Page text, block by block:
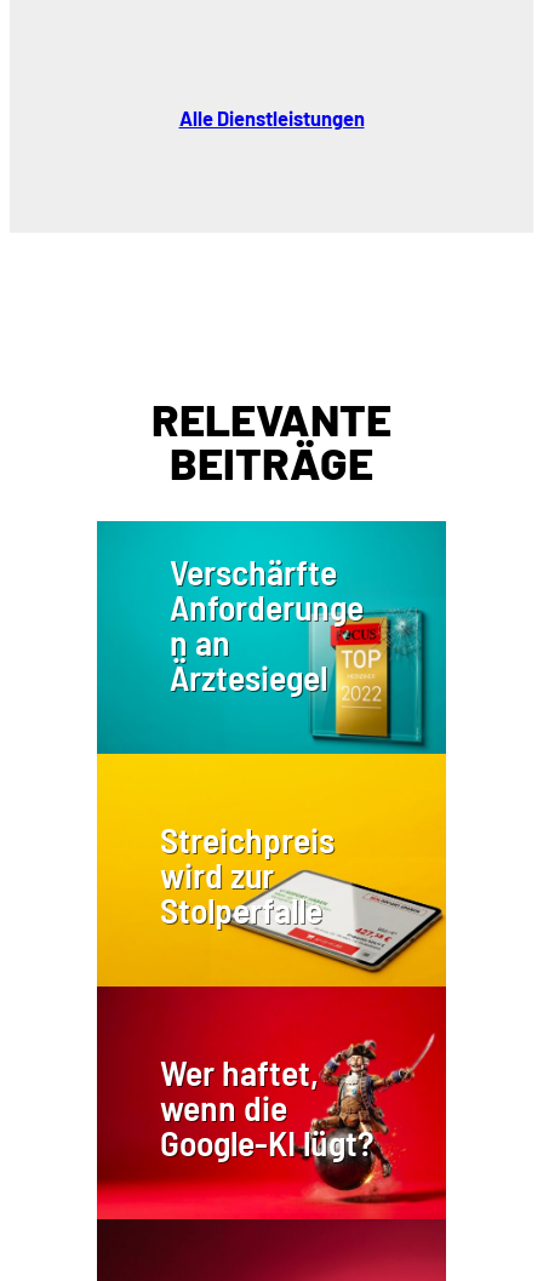
Alle Dienstleistungen
RELEVANTE
BEITRÄGE
Verschärfte
Anforderunge
n an
Ärztesiegel
Streichpreis
wird zur
Stolperfalle
Wer haftet,
wenn die
Google-KI lügt?